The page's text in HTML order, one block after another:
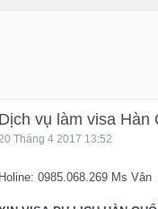
Dịch vụ làm visa Hàn
Tháng 4 2017 13:52
Holine: 0985.068.269 Ms Vân